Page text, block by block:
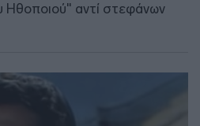
Ηθοποιού" αντί στεφάνων